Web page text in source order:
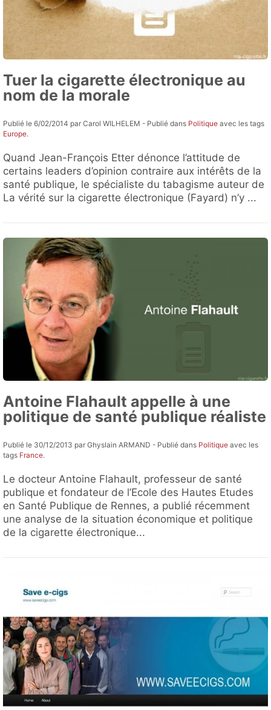
Tuer la cigarette électronique au
nom de la morale
Publié le 6/02/2014 par Carol WILHELEM - Publié dans Politique avec les tags
Europe.
Quand Jean-François Etter dénonce l’attitude de
certains leaders d’opinion contraire aux intérêts de la
santé publique, le spécialiste du tabagisme auteur de
La vérité sur la cigarette électronique (Fayard) n’y ...
Antoine Flahault appelle à une
politique de santé publique réaliste
Publié le 30/12/2013 par Ghyslain ARMAND - Publié dans Politique avec les
tags France.
Le docteur Antoine Flahault, professeur de santé
publique et fondateur de l’Ecole des Hautes Etudes
en Santé Publique de Rennes, a publié récemment
une analyse de la situation économique et politique
de la cigarette électronique...